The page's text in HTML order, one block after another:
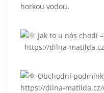
horkou vodou.
Jak to u nás chodí
https://dilna-
Obchodní
https://dilna-